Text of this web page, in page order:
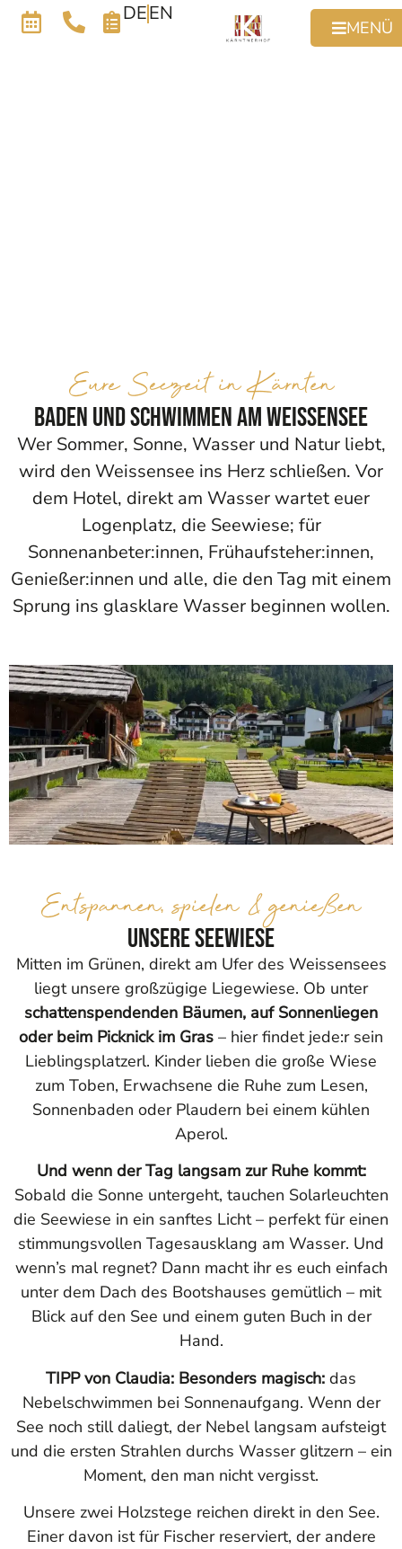
DEEN
MENÜ
Eure Seezeit in Kärnten
Baden und Schwimmen am Weissensee
Wer Sommer, Sonne, Wasser und Natur liebt,
wird den Weissensee ins Herz schließen. Vor
dem Hotel, direkt am Wasser wartet euer
Logenplatz, die Seewiese; für
Sonnenanbeter:innen, Frühaufsteher:innen,
Genießer:innen und alle, die den Tag mit einem
Sprung ins glasklare Wasser beginnen wollen.
Entspannen, spielen & genießen
Unsere Seewiese
Mitten im Grünen, direkt am Ufer des Weissensees
liegt unsere großzügige Liegewiese. Ob unter
schattenspendenden Bäumen, auf Sonnenliegen
oder beim Picknick im Gras – hier findet jede:r sein
Lieblingsplatzerl. Kinder lieben die große Wiese
zum Toben, Erwachsene die Ruhe zum Lesen,
Sonnenbaden oder Plaudern bei einem kühlen
Aperol.
Und wenn der Tag langsam zur Ruhe kommt:
Sobald die Sonne untergeht, tauchen Solarleuchten
die Seewiese in ein sanftes Licht – perfekt für einen
stimmungsvollen Tagesausklang am Wasser. Und
wenn’s mal regnet? Dann macht ihr es euch einfach
unter dem Dach des Bootshauses gemütlich – mit
Blick auf den See und einem guten Buch in der
Hand.
TIPP von Claudia: Besonders magisch: das
Nebelschwimmen bei Sonnenaufgang. Wenn der
See noch still daliegt, der Nebel langsam aufsteigt
und die ersten Strahlen durchs Wasser glitzern – ein
Moment, den man nicht vergisst.
Unsere zwei Holzstege reichen direkt in den See.
Einer davon ist für Fischer reserviert, der andere